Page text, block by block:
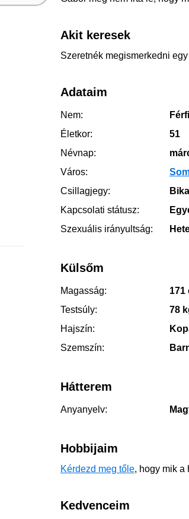
Akit keresek
Szeretnék megismerkedni
Adataim
Nem:
Férfi
Életkor:
51
Névnap:
Város:
Csillagjegy:
Bika
Kapcsolati státusz:
Szexuális irányultság:
Külsőm
Magasság:
171
Testsúly:
78
Hajszín:
Szemszín:
Hátterem
Anyanyelv:
Hobbijaim
Kérdezd meg tőle, hogy mik a
Kedvenceim